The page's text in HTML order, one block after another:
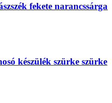
fekete narancssárga
készülék szürke szürke